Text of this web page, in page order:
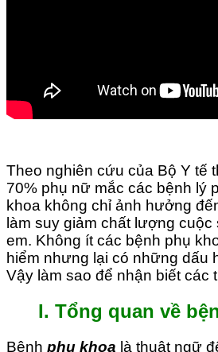
Theo nghiên cứu của Bộ Y tế
70% phụ nữ mắc các bệnh lý
khoa không chỉ ảnh hưởng
làm suy giảm chất lượng
em. Không ít các bệnh phụ
hiểm nhưng lại có những dấu
Vậy làm sao để nhận biết các
I. Tổng quan về
Bệnh phụ khoa là thuật ngữ